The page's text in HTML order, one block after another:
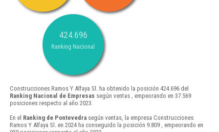
424.696
Ranking Nacional
Construcciones Ramos Y Alfaya Sl. ha obtenido la posición 424.696 del
Ranking Nacional de Empresas según ventas , empeorando en 37.569
posiciones respecto al año 2023.
En el Ranking de Pontevedra según ventas, la empresa Construcciones
Ramos Y Alfaya Sl. en 2024 ha conseguido la posición 9.809 , empeorando en